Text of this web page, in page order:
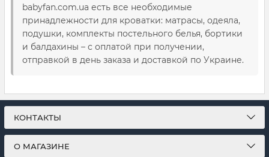
babyfan.com.ua есть все необходимые
принадлежности для кроватки: матрасы, одеяла,
подушки, комплекты постельного белья, бортики
и балдахины – с оплатой при получении,
отправкой в день заказа и доставкой по Украине.
КОНТАКТЫ
О МАГАЗИНЕ